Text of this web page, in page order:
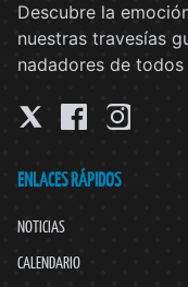
Descubre la
nuestras travesías
nadadores de todos
ENLACES RÁPIDOS
NOTICIAS
CALENDARIO